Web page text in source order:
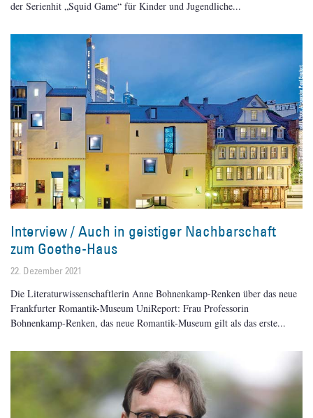
der Serienhit „Squid Game“ für Kinder und Jugendliche
Interview / Auch in geistiger Nachbarschaft
zum Goethe-Haus
22. Dezember 2021
Die Literaturwissenschaftlerin Anne Bohnenkamp-Renken über das neue
Frankfurter Romantik-Museum UniReport: Frau Professorin
Bohnenkamp-Renken, das neue Romantik-Museum gilt als das erste